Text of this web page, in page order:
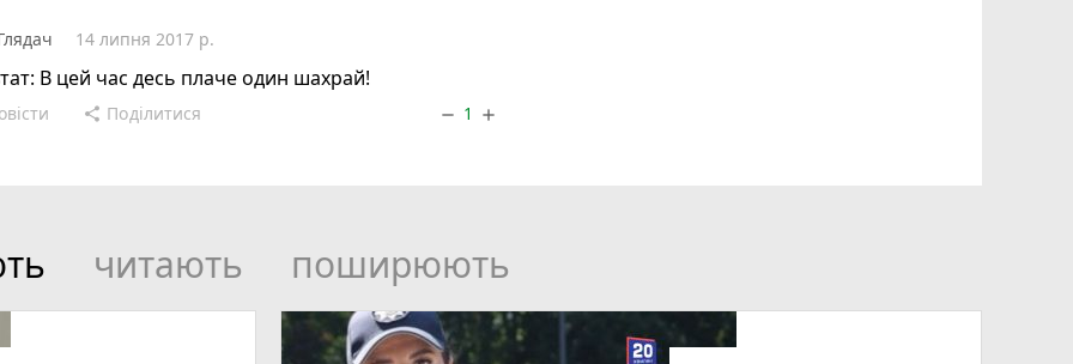
14 липня 2017 р.
В цей час десь плаче один шахрай!
share Поділитися remove 1 add
читають поширюють